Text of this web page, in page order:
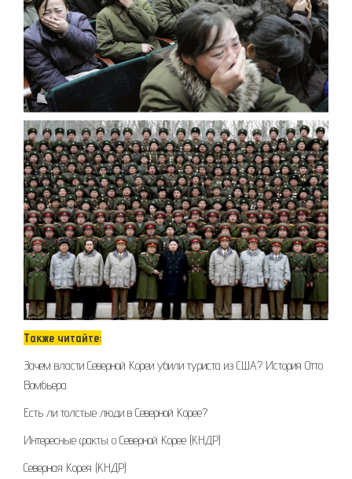
Также читайте:
Зачем власти Северной Кореи убили туриста из США? История Отто
Вомбьера
Есть ли толстые люди в Северной Корее?
Интересные факты о Северной Корее (КНДР)
Северная Корея (КНДР)